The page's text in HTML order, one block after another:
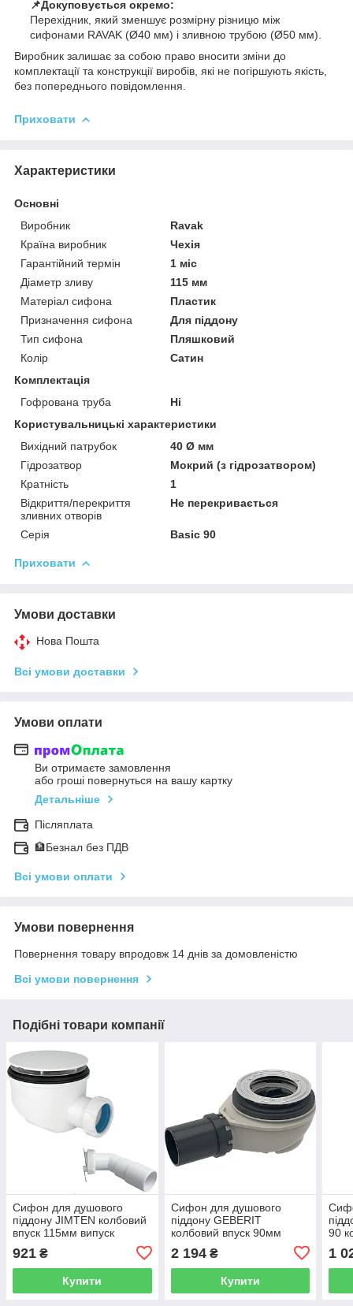
📌Докуповується окремо:
Перехідник, який зменшує розмірну різницю між
сифонами RAVAK (Ø40 мм) і зливною трубою (Ø50 мм).
Виробник залишає за собою право вносити зміни до
комплектації та конструкції виробів, які не погіршують якість,
без попереднього повідомлення.
Приховати
Характеристики
Основні
Виробник
Ravak
Країна виробник
Чехія
Гарантійний термін
1 міс
Діаметр зливу
115 мм
Матеріал сифона
Пластик
Призначення сифона
Для піддону
Тип сифона
Пляшковий
Колір
Сатин
Комплектація
Гофрована труба
Ні
Користувальницькі характеристики
Вихідний патрубок
40 Ø мм
Гідрозатвор
Мокрий (з гідрозатвором)
Кратність
1
Відкриття/перекриття
зливних отворів
Не перекривається
Серія Basic 90
Приховати
Умови доставки
Нова Пошта
Всі умови доставки
Умови оплати
Ви отримаєте замовлення
або гроші повернуться на вашу картку
Детальніше
Післяплата
🏦Безнал без ПДВ
Всі умови оплати
Умови повернення
Повернення товару впродовж 14 днів за домовленістю
Всі умови повернення
Подібні товари компанії
Сифон для душового
піддону JIMTEN колбовий
впуск 115мм випуск
12303I
921 ₴
Купити
Сифон для душового
піддону GEBERIT
колбовий впуск 90мм
сірий 150.550.00.1
2 194₴
Купити
90
1